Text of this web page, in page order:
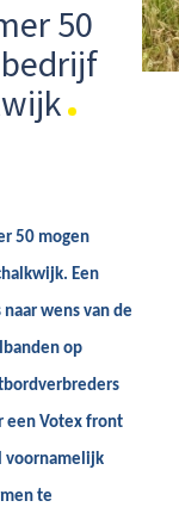
50
50 mogen
Een
wens van de
op
een Votex front
voornamelijk
te